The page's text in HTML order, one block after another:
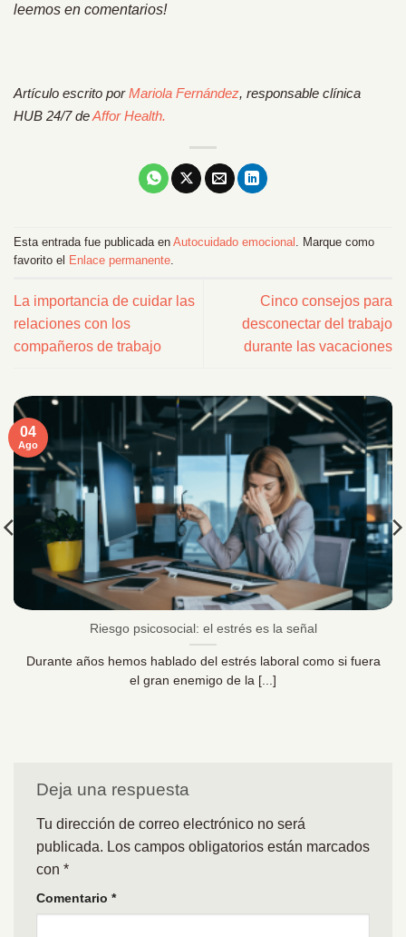
leemos en comentarios!
Artículo escrito porMariola Fernández, responsable clínica
HUB 24/7 deAffor Health.
Esta entrada fue publicada en Autocuidado emocional . Marque como
favorito el Enlace permanente.
La importancia de cuidar las
relaciones con los
compañeros de trabajo
Cinco consejos para
desconectar del trabajo
durante las vacaciones
Riesgo psicosocial: el estrés es la señal
Durante años hemos hablado del estrés laboral como si fuera
el gran enemigo de la [...]
04
Ago
Deja una respuesta
Tu dirección de correo electrónico no será
publicada. Los campos obligatorios están marcados
con *
Comentario *